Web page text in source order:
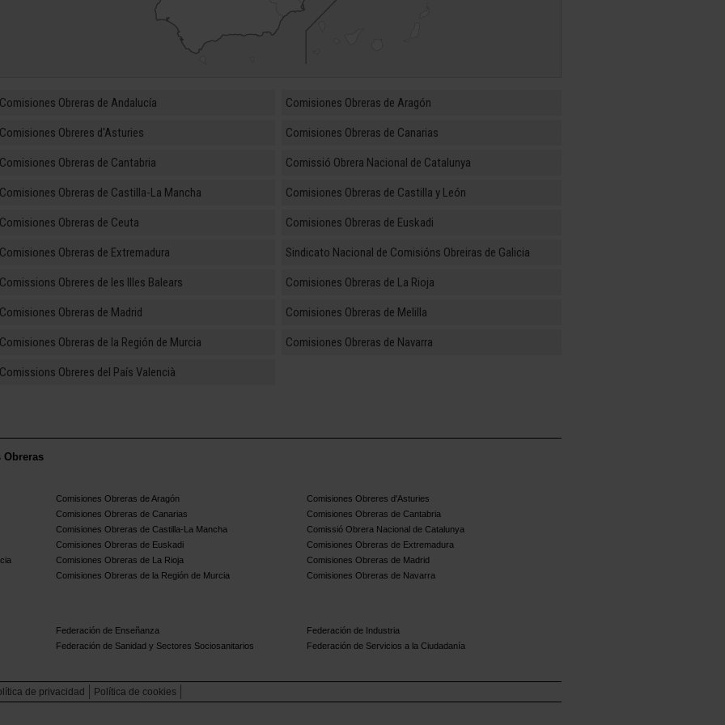
Comisiones Obreras de Andalucía Comisiones Obreras de Aragón
Comisiones Obreres d'Asturies Comisiones Obreras de Canarias
Comisiones Obreras de Cantabria Comissió Obrera Nacional de Catalunya
Comisiones Obreras de Castilla-La Mancha Comisiones Obreras de Castilla y León
Comisiones Obreras de Ceuta Comisiones Obreras de Euskadi
Comisiones Obreras de Extremadura Sindicato Nacional de Comisións Obreiras de Galicia
Comissions Obreres de les Illes Balears Comisiones Obreras de La Rioja
Comisiones Obreras de Madrid Comisiones Obreras de Melilla
Comisiones Obreras de la Región de Murcia Comisiones Obreras de Navarra
Comissions Obreres del País Valencià
Obreras
Comisiones Obreras de Aragón
Comisiones Obreres d'Asturies
Comisiones Obreras de Canarias
Comisiones Obreras de Cantabria
Comisiones Obreras de Castilla-La Mancha
Comissió Obrera Nacional de Catalunya
Comisiones Obreras de Euskadi
Comisiones Obreras de Extremadura
Comisiones Obreras de La Rioja
Comisiones Obreras de Madrid
Comisiones Obreras de la Región de Murcia
Comisiones Obreras de Navarra
Federación de Enseñanza
Federación de Industria
Federación de Sanidad y Sectores Sociosanitarios
Federación de Servicios a la Ciudadanía
de privacidad Política de cookies